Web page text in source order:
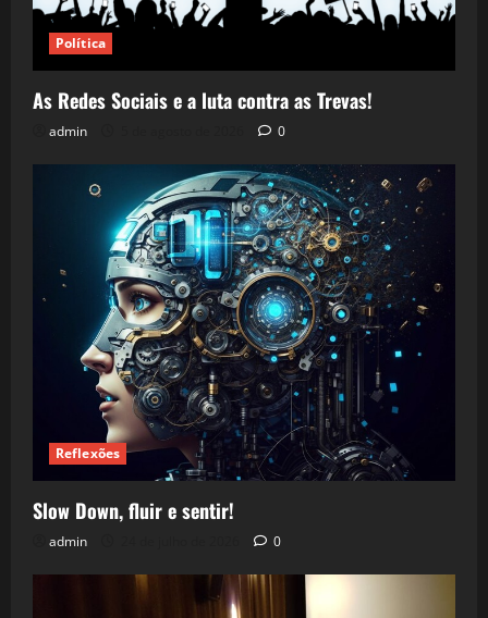
Política
As Redes Sociais e a luta contra as Trevas!
admin 0
Reflexões
Slow Down, fluir e sentir!
admin 0